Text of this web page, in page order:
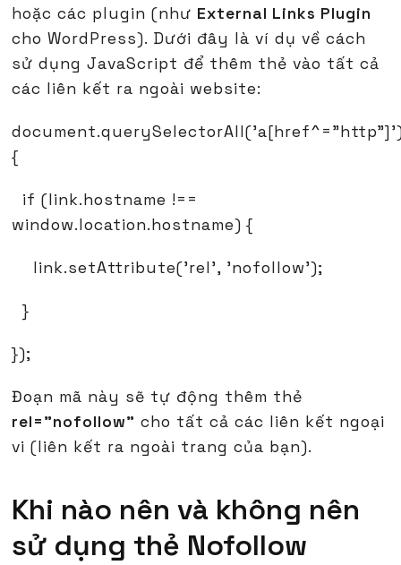
hoặc các plugin (như External Links Plugin
cho WordPress). Dưới đây là ví dụ về cách
sử dụng JavaScript để thêm thẻ vào tất cả
các liên kết ra ngoài website:
{
if (link.hostname !==
window.location.hostname) {
link.setAttribute('rel', 'nofollow');
}
});
Đoạn mã này sẽ tự động thêm thẻ
rel="nofollow" cho tất cả các liên kết ngoại
vi (liên kết ra ngoài trang của bạn).
Khi nào nên và không nên
sử dụng thẻ Nofollow